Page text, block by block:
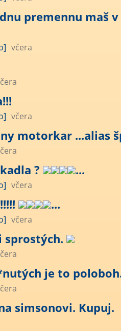
premennu maš
včera
včera
motorkar ...alias
? ...
včera
...
včera
sprostých.
je to
simsonovi. Kupuj.